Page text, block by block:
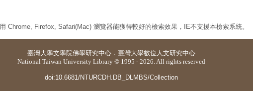
Chrome, Firefox, Safari(Mac) 瀏覽器能獲得較好的檢索效果，IE不支援本檢索系統。
臺灣大學文學院佛學研究中心 ． 臺灣大學數位人文研究中心
National Taiwan University Library © 1995 - 2026. All rights reserved
doi:10.6681/NTURCDH.DB_DLMBS/Collection